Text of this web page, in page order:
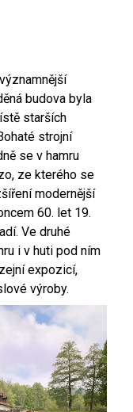
budova byla
starších
strojní
se v hamru
ze kterého se
modernější
60. let 19.
Ve druhé
i v huti pod ním
expozicí,
výroby.